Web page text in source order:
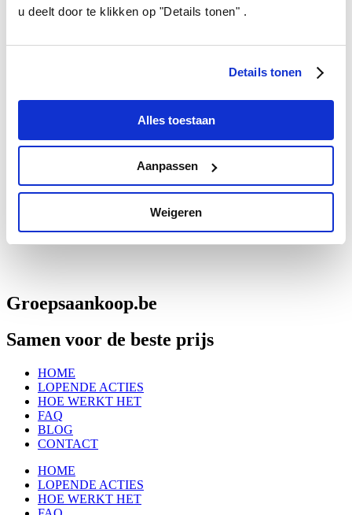
u deelt door te klikken op "Details tonen" .
Details tonen
Alles toestaan
Aanpassen
Weigeren
Groepsaankoop.be
Samen voor de beste prijs
HOME
LOPENDE ACTIES
HOE WERKT HET
FAQ
BLOG
CONTACT
HOME
LOPENDE ACTIES
HOE WERKT HET